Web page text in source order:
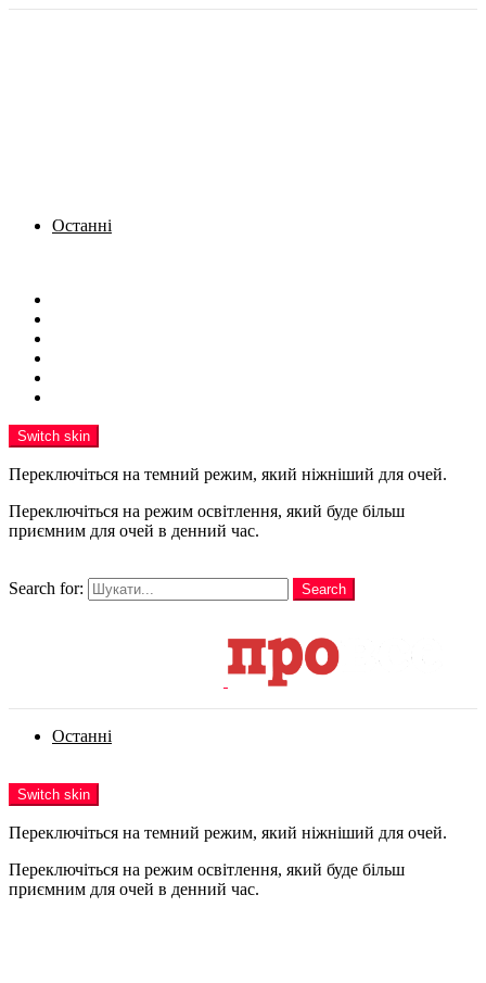
Останні
Switch skin
Переключіться на темний режим, який ніжніший для очей.
Переключіться на режим освітлення, який буде більш
приємним для очей в денний час.
Search for:
Search
Останні
Switch skin
Переключіться на темний режим, який ніжніший для очей.
Переключіться на режим освітлення, який буде більш
приємним для очей в денний час.